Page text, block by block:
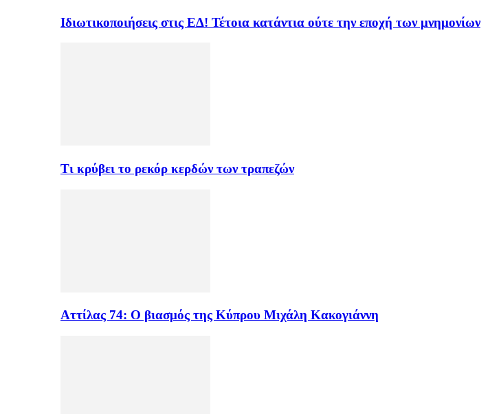
Ιδιωτικοποιήσεις στις ΕΔ! Τέτοια κατάντια ούτε την εποχή των μνημονίων
Τι κρύβει το ρεκόρ κερδών των τραπεζών
Αττίλας 74: Ο βιασμός της Κύπρου Μιχάλη Κακογιάννη